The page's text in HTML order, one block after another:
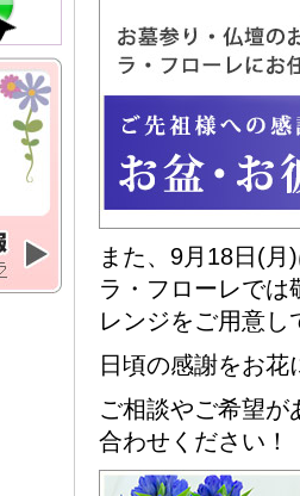
また、9月18日(
ラ・フローレでは
レンジをご用意し
日頃の感謝をお
ご相談やご希望が
合わせください！